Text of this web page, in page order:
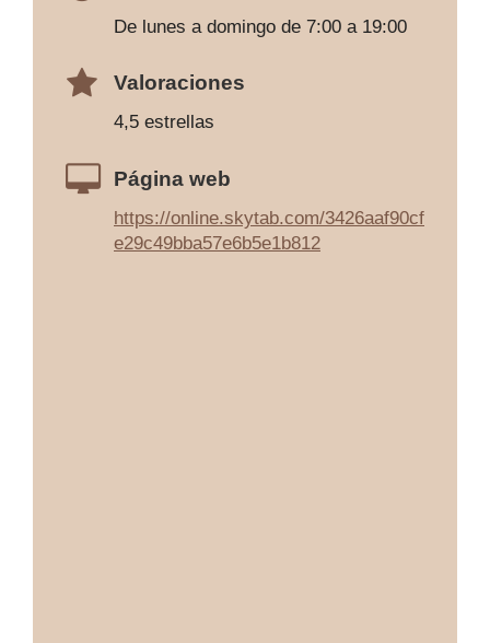
De lunes a domingo de 7:00 a 19:00
Valoraciones
4,5 estrellas
Página web
https://online.skytab.com/3426aaf90cf
e29c49bba57e6b5e1b812